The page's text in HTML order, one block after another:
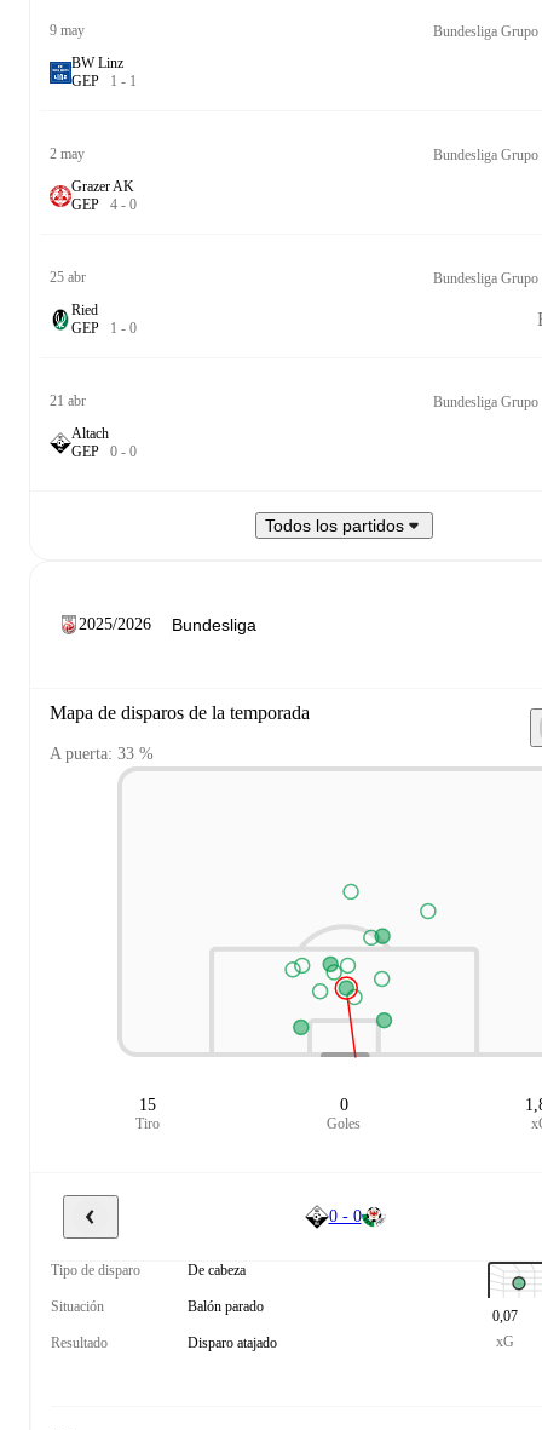
9 may
Bundesliga Grupo
BW Linz
GEP 1 - 1
2 may
Bundesliga Grupo
Grazer AK
GEP 4 - 0
25 abr
Bundesliga Grupo
Ried
GEP 1 - 0
21 abr
Bundesliga Grupo
Altach
GEP 0 - 0
Todos los partidos
2025/2026
Mapa de disparos de la temporada
A puerta: 33 %
15
Tiro
0
Goles
0 - 0
Tipo de disparo De cabeza
Situación Balón parado
Resultado Disparo atajado
0,07
xG